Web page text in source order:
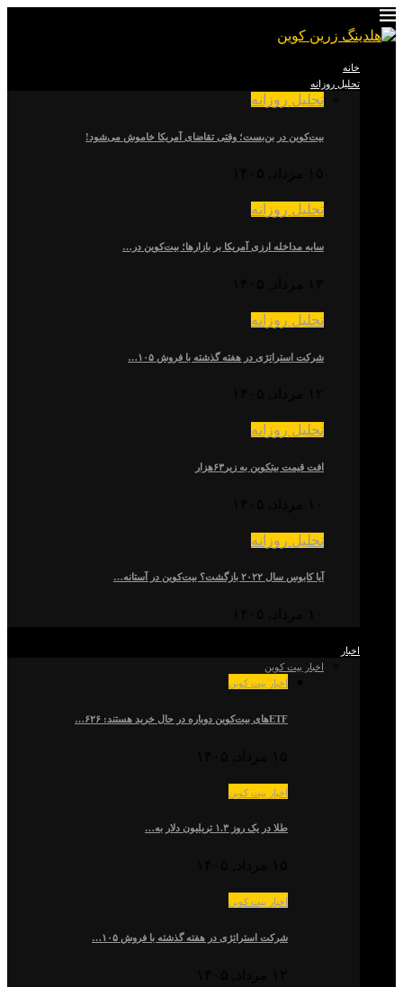
خانه
تحلیل روزانه
تحلیل روزانه
بیت‌کوین در بن‌بست؛ وقتی تقاضای آمریکا خاموش می‌شود!
تحلیل روزانه
سایه مداخله ارزی آمریکا بر بازارها؛ بیت‌کوین در…
تحلیل روزانه
شرکت استراتژی در هفته گذشته با فروش ۱۰۵…
تحلیل روزانه
افت قیمت بیتکوین به زیر۶۳هزار
تحلیل روزانه
آیا کابوس سال ۲۰۲۲ بازگشت؟ بیت‌کوین در آستانه…
اخبار
اخبار بیت کوین
اخبار بیت کوین
ETFهای بیت‌کوین دوباره در حال خرید هستند: ۶۲۶…
اخبار بیت کوین
طلا در یک روز ۱.۳ تریلیون دلار به…
اخبار بیت کوین
شرکت استراتژی در هفته گذشته با فروش ۱۰۵…